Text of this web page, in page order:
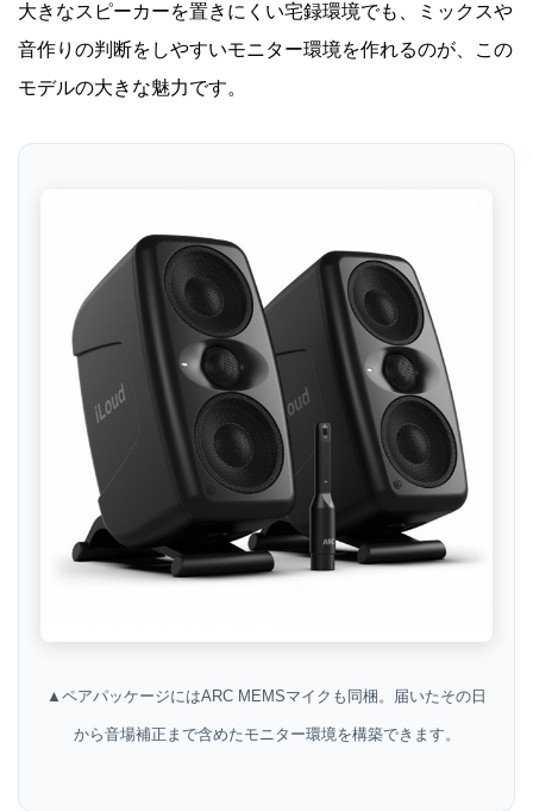
大きなスピーカーを置きにくい宅録環境でも、ミックスや
音作りの判断をしやすいモニター環境を作れるのが、この
モデルの大きな魅力です。
▲ペアパッケージにはARC MEMSマイクも同梱。届いたその日
から音場補正まで含めたモニター環境を構築できます。